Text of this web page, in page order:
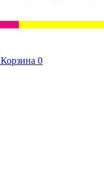
Корзина 0